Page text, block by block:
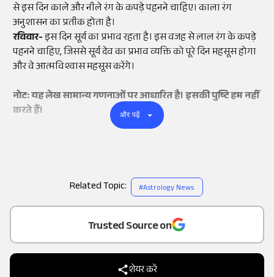
as a
Trusted Source on
शेयर करें
से इस दिन काले और नीले रंग के कपड़े पहनने चाहिए। काला रंग
अनुशासन का प्रतीक होता है।
रविवार-इस दिन सूर्य का प्रभाव रहता है। इस वजह से लाल रंग के कपड़े
पहनने चाहिए, जिससे सूर्य देव का प्रभाव व्यक्ति को पूरे दिन महसूस होगा
और वे आत्मविश्वास महसूस करेंगे।
नोट: यह लेख सामान्य गणनाओं पर आधारित है। इसकी पुष्टि हम नहीं
करते हैं।
और पढ़ें
Related Topic: #Astrology News